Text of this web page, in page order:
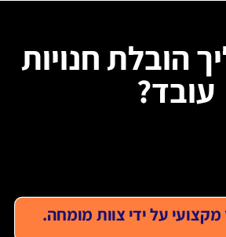
הובלת חנויות
עובד?
מקצועי על ידי צוות מומחה.